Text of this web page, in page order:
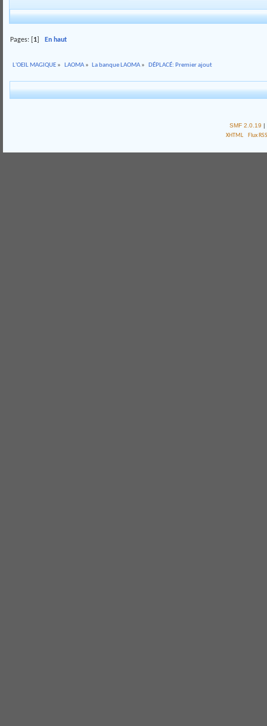
Pages: [ 1 En haut
L'OEIL MAGIQUE » LAOMA» La banque LAOMA» DÉPLACÉ: Premier ajout
SMF 2.0.19
XHTML
Flux RSS